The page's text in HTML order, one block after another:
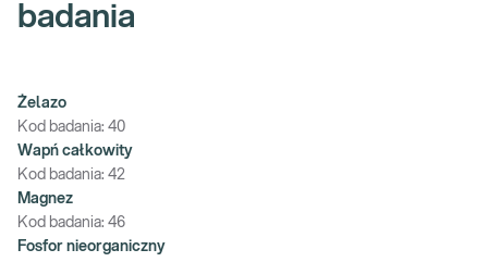
badania
Żelazo
Kod badania: 40
Wapń całkowity
Kod badania: 42
Magnez
Kod badania: 46
Fosfor nieorganiczny